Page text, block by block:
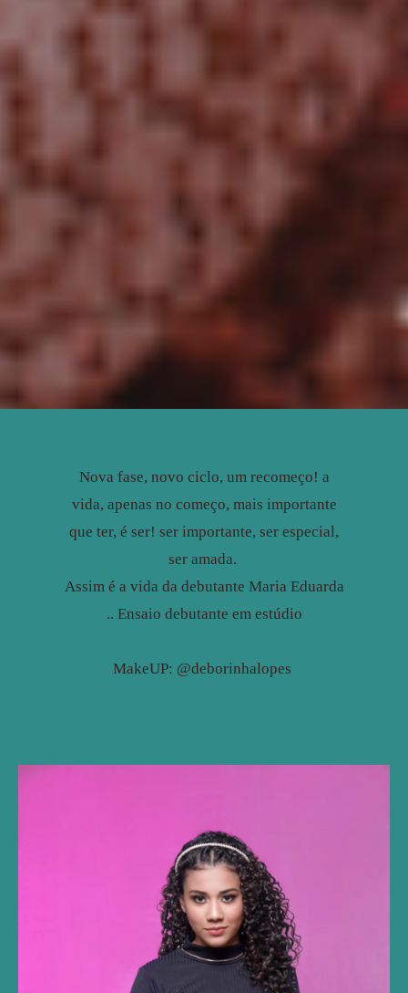
Nova fase, novo ciclo, um recomeço! a
vida, apenas no começo, mais importante
que ter, é ser! ser importante, ser especial,
ser amada.
Assim é a vida da debutante Maria Eduarda
.. Ensaio debutante em estúdio
MakeUP: @deborinhalopes